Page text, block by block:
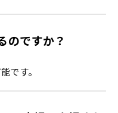
のですか？
です。